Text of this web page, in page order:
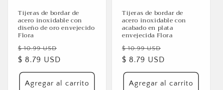
Tijeras de bordar de
acero inoxidable con
diseño de oro envejecido
Flora
Precio
habitual
$ 10.99 USD
oferta
$ 8.79 USD
Agregar al carrito
Tijeras de bordar de
acero inoxidable con
acabado en plata
envejecida Flora
Precio
habitual
$ 10.99 USD
oferta
$ 8.79 USD
Agregar al carrito